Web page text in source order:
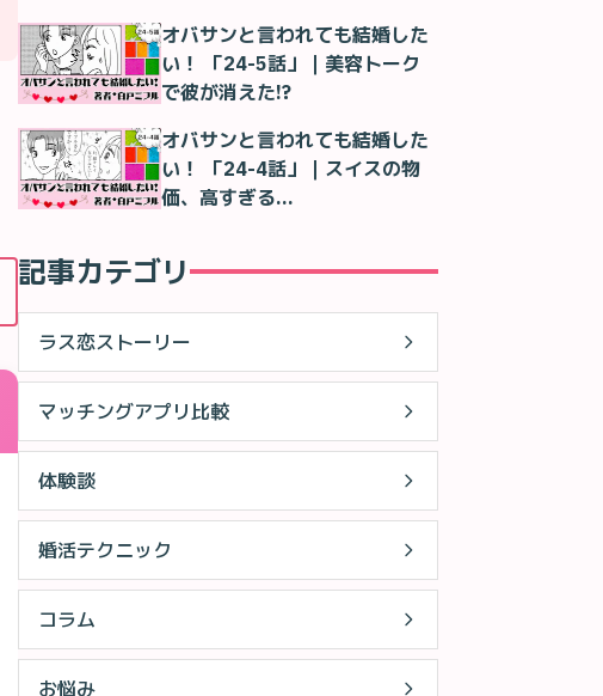
オバサンと言われても結婚した
い！ 「24-5話」｜美容トーク
で彼が消えた!?
オバサンと言われても結婚した
い！ 「24-4話」｜スイスの物
価、高すぎる…
記事カテゴリ
ラス恋ストーリー
マッチングアプリ比較
体験談
婚活テクニック
コラム
お悩み